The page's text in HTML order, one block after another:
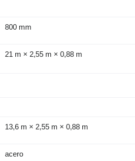
800 mm
21 m × 2,55 m × 0,88 m
13,6 m × 2,55 m × 0,88 m
acero